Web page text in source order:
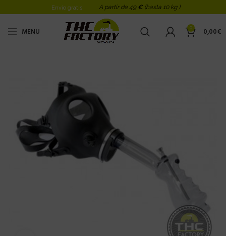
Envio gratis! A partir de 49 € (hasta 10 kg )
MENU 0 0,00€